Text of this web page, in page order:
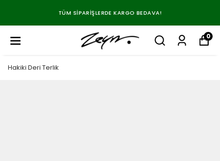
TÜM SIPARIŞLERDE KARGO BEDAVA!
0
Hakiki Deri Terlik